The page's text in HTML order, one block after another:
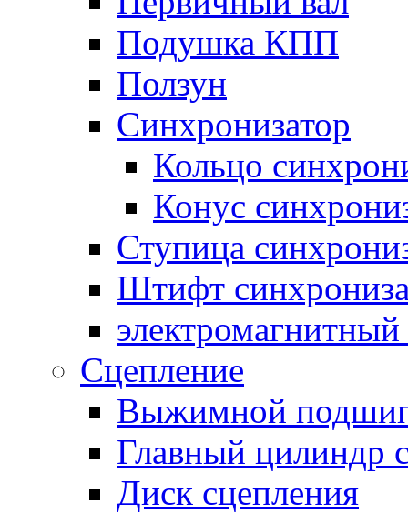
Подушка КПП
Ползун
Синхронизатор
Кольцо
Конус
Ступица
Штифт
электромагнитный
Сцепление
Выжимной
Главный цилиндр
Диск сцепления